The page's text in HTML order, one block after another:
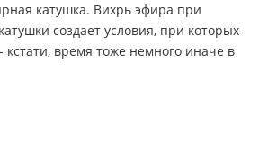
катушка. Вихрь эфира при
создает условия, при которых
кстати, время тоже немного иначе в